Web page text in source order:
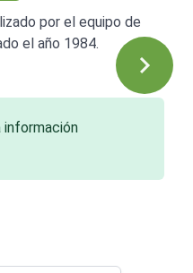
por el equipo de
el año 1984.
información